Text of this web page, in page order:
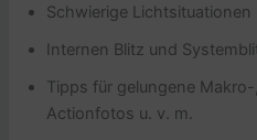
Schwierige Lichtsituationen
Internen Blitz und
Tipps für gelungene
Actionfotos u. v. m.